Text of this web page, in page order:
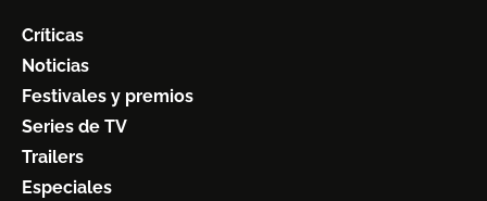
Críticas
Noticias
Festivales y premios
Series de TV
Trailers
Especiales